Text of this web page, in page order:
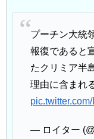
プーチン大統
報復であると
たクリミア半
理由に含まれ
— ロイター